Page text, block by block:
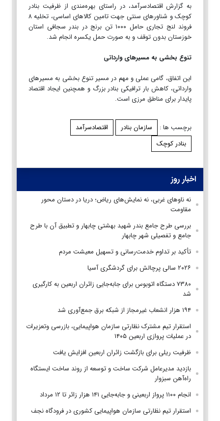
به گزارش اقتصادسرآمد، در راستای بهره‌مندی از ظرفیت بنادر
کوچک و شناورهای سنتی جهت تامین کالاهای اساسی، تخلیه ۸
فروند لنج تجاری حامل ۱۰۰۰ تن برنج در بندر سجافی استان
خوزستان بدون توقف و به صورت حمل یکسره انجام شد.
تنوع‌ بخشی به مسیرهای وارداتی
این اتفاق، گامی عملی و مهم در مسیر تنوع‌ بخشی به مسیرهای
وارداتی، کاهش بار ترافیکی بنادر بزرگ و همچنین ایجاد اقتصاد
پایدار برای مناطق مرزی است.
برچسب ها : سازمان بنادر
اقتصادسرآمد
بنادر کوچک
اخبار روز
نه ناوهای غربی، نه نمایش‌های ریاض؛ دریا در دستان محور
مقاومت
بررسی طرح جامع بندر شهید بهشتی چابهار و تطبیق آن با طرح
جامع و تفصیلی شهر چابهار
تأکید بر تداوم خدمت‌رسانی و تسهیل معیشت مردم
۲۰۲۶ سالی پرچالش برای گردشگری آسیا
۷۳۸۰ دستگاه اتوبوس برای جابه‌جایی زائران اربعین به‌ کارگیری
شد
۱۹۴ هزار انشعاب غیرمجاز از شبکه برق جمع‌آوری شد
استقرار تیم مشترک نظارتی سازمان هواپیمایی، بازرسی وتعزیرات
در عملیات پروازی اربعین ۱۴۰۵
ظرفیت ریلی برای بازگشت زائران اربعین افزایش یافت
بازدید مدیرعامل شرکت ساخت و توسعه از روند ساخت ایستگاه
راه‌آهن سبزوار
انجام ۱۱۰۰ پرواز اربعینی و جابه‌جایی ۱۴۱ هزار زائر تا ۱۲ مرداد
استقرار تیم‌ نظارتی سازمان هواپیمایی کشوری در فرودگاه نجف